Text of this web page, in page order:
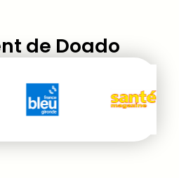
de Doado